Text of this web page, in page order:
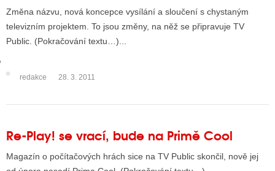
DISKUTÉRA NA RADIOTV
STARŠÍCH DISKUZÍ
Změna názvu, nová koncepce vysílání a sloučení s chystaným
televizním projektem. To jsou změny, na něž se připravuje TV
Public. (Pokračování textu…)...
redakce 28. 3. 2011
Re-Play! se vrací, bude na Primě Cool
Magazín o počítačových hrách sice na TV Public skončil, nově jej